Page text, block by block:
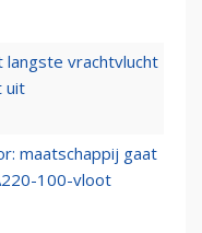
langste vrachtvlucht
uit
maatschappij gaat
100-vloot